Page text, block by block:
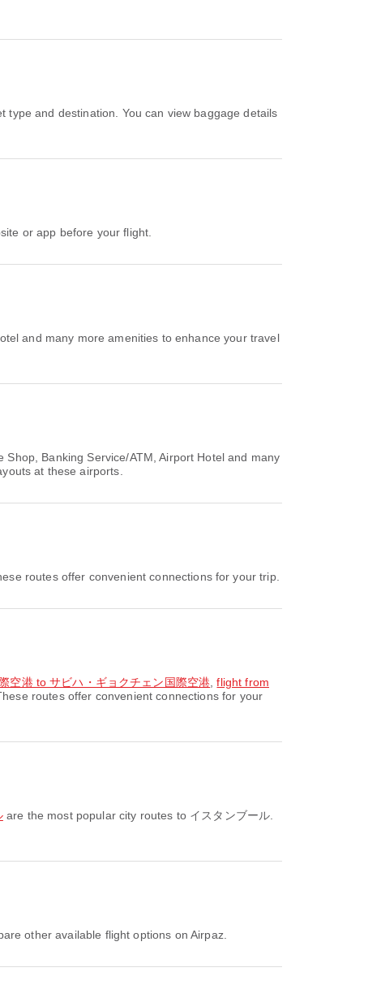
or app before your flight.
and many more amenities to enhance your travel
Banking Service/ATM, Airport Hotel and many
at these airports.
routes offer convenient connections for your trip.
空港 to サビハ・ギョクチェン国際空港 ,flight from
routes offer convenient connections for your
are the most popular city routes to イスタンブール.
other available flight options on Airpaz.